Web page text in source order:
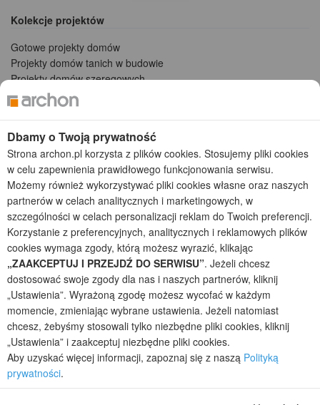
Kolekcje projektów
Gotowe projekty domów
Projekty domów tanich w budowie
Projekty domów szeregowych
Projekty małych domów (do 150 m2)
Projekty domów wielorodzinnych
Projekty domów nowoczesnych
Projekty domów parterowych
2026 © ARCHON+ Biuro Projektów - Tradycyjne i nowoczesne gotowe
projekty domów - autorska pracownia architektoniczna założona w 1990r.
przez arch. Barbarę Mendel
Z uwagi na ciągłe doskonalenie procesu powstawania projektów (zgodnie z
normą ISO 9001), prezentowane na stronie projekty domów mogą
nieznacznie różnić się od dokumentacji technicznej.
Informujemy, iż w celu optymalizacji treści dostępnych w naszym sklepie,
dostosowania ich do Państwa indywidualnych potrzeb korzystamy z
informacji zapisanych za pomocą plików cookies na urządzeniach
końcowych użytkowników. Pliki cookies użytkownik może kontrolować za
pomocą ustawień swojej przeglądarki internetowej. Dalsze korzystanie z
naszego serwisu internetowego, bez zmiany ustawień przeglądarki
internetowej oznacza, iż użytkownik akceptuje stosowanie plików cookies.
Więcej informacji zawartych jest w polityce prywatności.
Polityka prywatności
Regulamin sklepu internetowego
Dbamy o Twoją prywatność
Strona archon.pl korzysta z plików cookies. Stosujemy pliki cookies
w celu zapewnienia prawidłowego funkcjonowania serwisu.
Możemy również wykorzystywać pliki cookies własne oraz naszych
partnerów w celach analitycznych i marketingowych, w
szczególności w celach personalizacji reklam do Twoich preferencji.
Korzystanie z preferencyjnych, analitycznych i reklamowych plików
cookies wymaga zgody, którą możesz wyrazić, klikając
„ZAAKCEPTUJ I PRZEJDŹ DO SERWISU”. Jeżeli chcesz
dostosować swoje zgody dla nas i naszych partnerów, kliknij
„Ustawienia”. Wyrażoną zgodę możesz wycofać w każdym
momencie, zmieniając wybrane ustawienia. Jeżeli natomiast
chcesz, żebyśmy stosowali tylko niezbędne pliki cookies, kliknij
„Ustawienia” i zaakceptuj niezbędne pliki cookies.
Aby uzyskać więcej informacji, zapoznaj się z naszą Polityką
prywatności.